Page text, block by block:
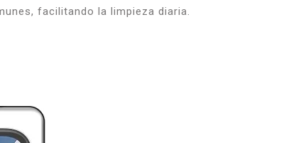
facilitando la limpieza diaria.